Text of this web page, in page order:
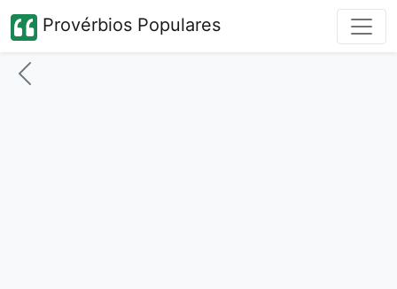
Provérbios Populares